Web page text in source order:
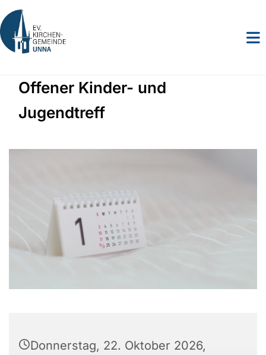
Offener Kinder- und
Jugendtreff
Donnerstag, 22. Oktober 2026,